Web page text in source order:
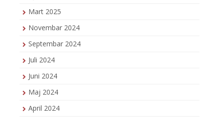
Mart 2025
Novembar 2024
Septembar 2024
Juli 2024
Juni 2024
Maj 2024
April 2024